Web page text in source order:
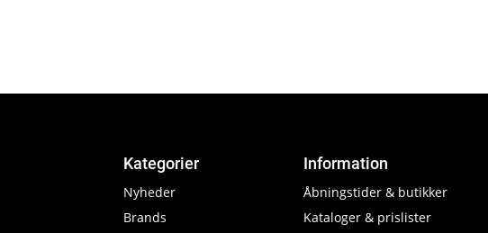
Kategorier
Nyheder
Brands
Information
Åbningstider & butikker
Kataloger & prislister